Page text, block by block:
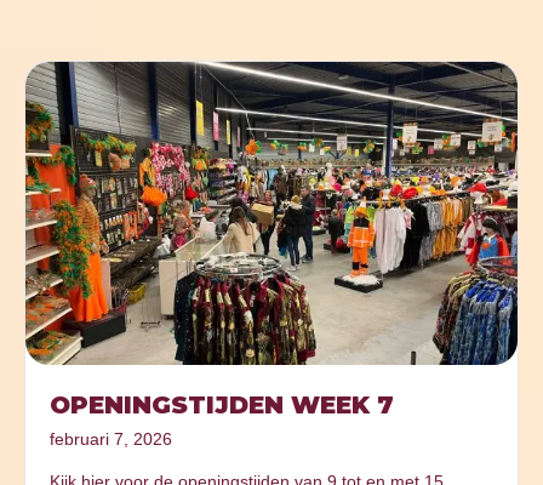
OPENINGSTIJDEN WEEK 7
februari 7, 2026